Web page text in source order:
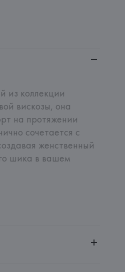
из коллекции
вискозы, она
на протяжении
сочетается с
женственный
шика в вашем